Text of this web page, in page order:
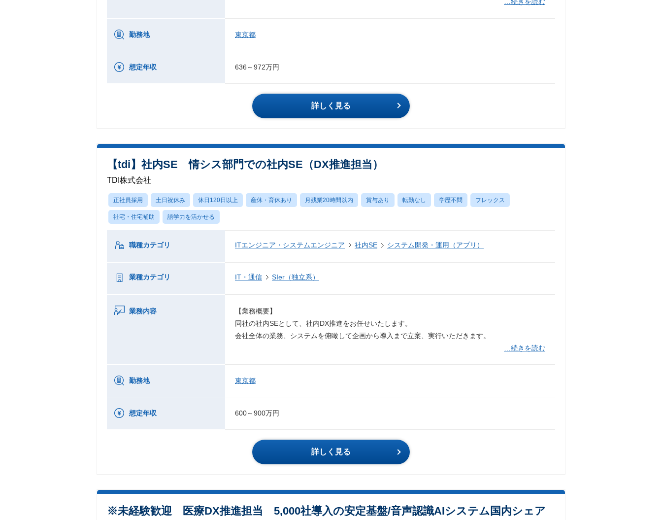
勤務地 東京都
想定年収 636～972万円
詳しく見る
【tdi】社内SE 情シス部門での社内SE（DX推進担当）
TDI株式会社
正社員採用 土日祝休み 休日120日以上 産休・育休あり 月残業20時間以内 賞与あり 転勤なし 学歴不問 フレックス
社宅・住宅補助 語学力を活かせる
職種カテゴリ ITエンジニア・システムエンジニア 社内SE システム開発・運用（アプリ）
業種カテゴリ IT・通信 SIer（独立系）
業務内容
【業務概要】
同社の社内SEとして、社内DX推進をお任せいたします。
会社全体の業務、システムを俯瞰して企画から導入まで立案、実行いただきます。
…続きを読む
勤務地 東京都
想定年収 600～900万円
詳しく見る
※未経験歓迎 医療DX推進担当 5,000社導入の安定基盤/音声認識AIシステム国内シェア